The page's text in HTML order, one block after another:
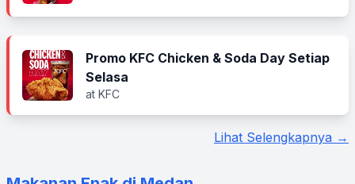
Promo KFC Chicken & Soda Day Setiap
Selasa
at KFC
Lihat Selengkapnya →